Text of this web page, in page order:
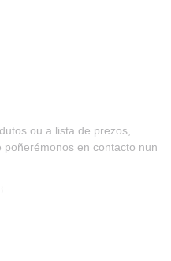
ou a lista de prezos,
en contacto nun